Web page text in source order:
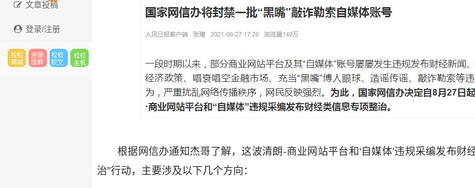
文章投稿
登录/注册
根据网信办通知杰哥了解，这波清朗-商业网站平台和‘自媒体’违规采编发布财
治”行动，主要涉及以下几个方向：